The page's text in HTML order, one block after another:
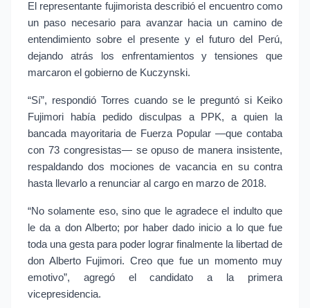
El representante fujimorista describió el encuentro como
un paso necesario para avanzar hacia un camino de
entendimiento sobre el presente y el futuro del Perú,
dejando atrás los enfrentamientos y tensiones que
marcaron el gobierno de Kuczynski.
“Sí”, respondió Torres cuando se le preguntó si Keiko
Fujimori había pedido disculpas a PPK, a quien la
bancada mayoritaria de Fuerza Popular —que contaba
con 73 congresistas— se opuso de manera insistente,
respaldando dos mociones de vacancia en su contra
hasta llevarlo a renunciar al cargo en marzo de 2018.
“No solamente eso, sino que le agradece el indulto que
le da a don Alberto; por haber dado inicio a lo que fue
toda una gesta para poder lograr finalmente la libertad de
don Alberto Fujimori. Creo que fue un momento muy
emotivo”, agregó el candidato a la primera
vicepresidencia.